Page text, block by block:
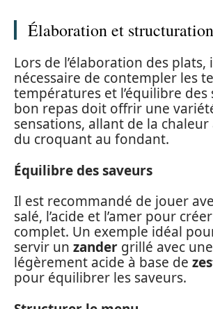
Élaboration et
Lors de l’élaboration des plats,
nécessaire de contempler les
températures et l’équilibre des
bon repas doit offrir une
sensations, allant de la
du croquant au fondant.
Équilibre des saveurs
Il est recommandé de jouer
salé, l’acide et l’amer pour
complet. Un exemple idéal
servir un zander grillé avec
légèrement acide à base de
pour équilibrer les saveurs.